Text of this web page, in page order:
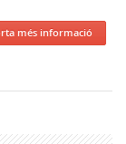
més informació